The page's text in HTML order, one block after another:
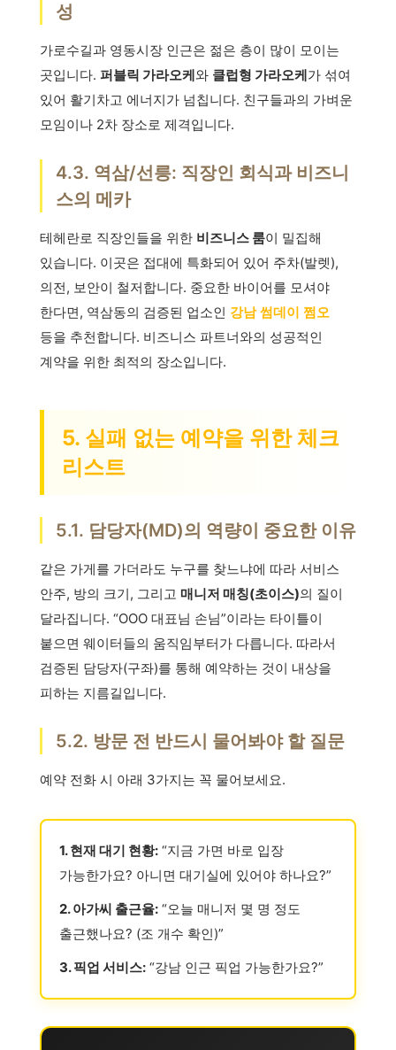
성
가로수길과 영동시장 인근은 젊은 층이 많이 모이는
곳입니다. 퍼블릭 가라오케와 클럽형 가라오케가 섞여
있어 활기차고 에너지가 넘칩니다. 친구들과의 가벼운
모임이나 2차 장소로 제격입니다.
4.3. 역삼/선릉: 직장인 회식과 비즈니
스의 메카
테헤란로 직장인들을 위한 비즈니스 룸이 밀집해
있습니다. 이곳은 접대에 특화되어 있어 주차(발렛),
의전, 보안이 철저합니다. 중요한 바이어를 모셔야
한다면, 역삼동의 검증된 업소인 강남 썸데이 쩜오
등을 추천합니다. 비즈니스 파트너와의 성공적인
계약을 위한 최적의 장소입니다.
5. 실패 없는 예약을 위한 체크
리스트
5.1. 담당자(MD)의 역량이 중요한 이유
같은 가게를 가더라도 누구를 찾느냐에 따라 서비스
안주, 방의 크기, 그리고 매니저 매칭(초이스)의 질이
달라집니다. “OOO 대표님 손님”이라는 타이틀이
붙으면 웨이터들의 움직임부터가 다릅니다. 따라서
검증된 담당자(구좌)를 통해 예약하는 것이 내상을
피하는 지름길입니다.
5.2. 방문 전 반드시 물어봐야 할 질문
예약 전화 시 아래 3가지는 꼭 물어보세요.
1. 현재 대기 현황: “지금 가면 바로 입장
가능한가요? 아니면 대기실에 있어야 하나요?”
2. 아가씨 출근율: “오늘 매니저 몇 명 정도
출근했나요? (조 개수 확인)”
3. 픽업 서비스: “강남 인근 픽업 가능한가요?”